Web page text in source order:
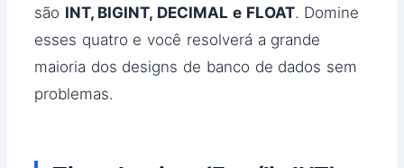
são INT, BIGINT, DECIMAL e FLOAT. Domine
esses quatro e você resolverá a grande
maioria dos designs de banco de dados sem
problemas.